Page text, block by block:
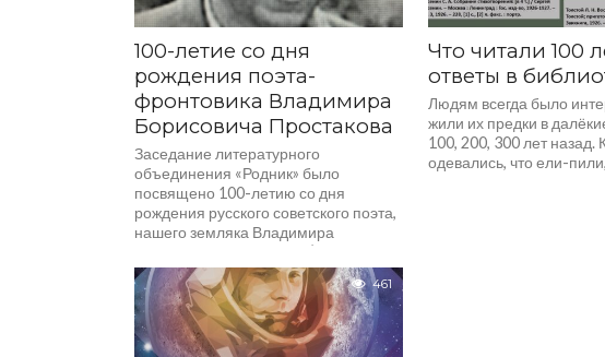
100-летие со дня
рождения поэта-
фронтовика Владимира
Борисовича Простакова
Заседание литературного
объединения «Родник» было
посвящено 100-летию со дня
рождения русского советского поэта,
нашего земляка Владимира
Борисовича Простакова (19.04.1926–
19.04.1992). В 1942 году...
Что читали 100
ответы в
Людям всегда было
жили их предки в
100, 200, 300 лет назад.
одевались, что ели-
461